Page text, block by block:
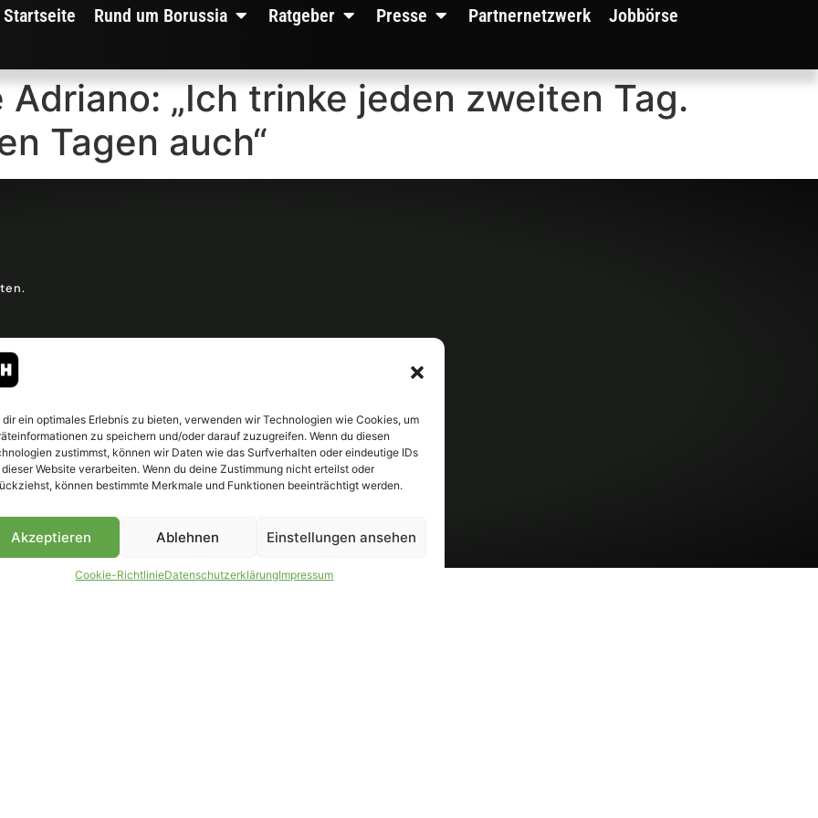
dir ein optimales Erlebnis zu bieten, verwenden wir Technologien wie Cookies, um
zu speichern und/oder darauf zuzugreifen. Wenn du diesen
zustimmst, können wir Daten wie das Surfverhalten oder eindeutige IDs
Website verarbeiten. Wenn du deine Zustimmung nicht erteilst oder
können bestimmte Merkmale und Funktionen beeinträchtigt werden.
Akzeptieren Ablehnen Einstellungen ansehen
Cookie-RichtlinieDatenschutzerklärungImpressum
Startseite Rund um Borussia Ratgeber Presse Partnernetzwerk Jobbörse
„Ich trinke jeden zweiten Tag.
Tagen auch“